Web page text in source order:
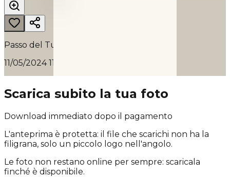
Passo del Turchino
11/05/2024 11:33
Scarica subito la tua foto
Download immediato dopo il pagamento
L'anteprima è protetta: il file che scarichi non ha la
filigrana, solo un piccolo logo nell'angolo.
Le foto non restano online per sempre: scaricala
finché è disponibile.